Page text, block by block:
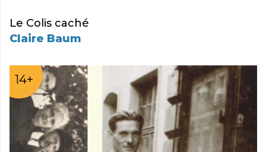
Le Colis caché
Claire Baum
14+